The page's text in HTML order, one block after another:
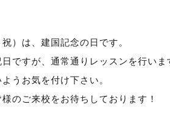
）は、建国記念の日です。
日ですが、通常通りレッスンを行い
うお気を付け下さい。
のご来校をお待ちしております！